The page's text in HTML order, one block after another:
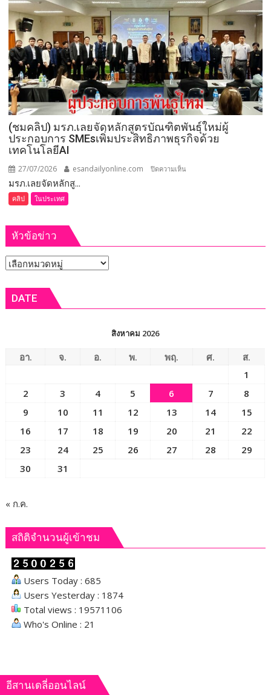
Off
โครงการ
บริหาร
จัดการ
แก้วมังกร
เชื่อม
เครือ
ข่าย
สหกรณ์
ทั่ว
ประเทศ
(ชมคลิป) มรภ.เลยจัดหลักสูตรบัณฑิตพันธุ์ใหม่ผู้
ประกอบการ SMEsเพิ่มประสิทธิภาพธุรกิจด้วย
เทคโนโลยีAI
27/07/2026 esandailyonline.com ปิดความเห็น
บัณฑิต
ด้วย
เทคโนโลยีAI
มรภ.เลยจัดหลักสู...
คลิป ในประเทศ
หัวข้อข่าว
หัวข้อ
DATE
สิงหาคม 2026
อา. จ. อ. พ. พฤ. ศ.
ส.
1
2
3 4 5 6 7
8
9
10 11 12 13 14
15
16
17 18 19 20 21
22
23
24 25 26 27 28
29
30
31
« ก.ค.
สถิติจำนวนผู้เข้าชม
Users Today : 685
Users Yesterday : 1874
Total views : 19571106
Who's Online : 21
อีสานเดลี่ออนไลน์